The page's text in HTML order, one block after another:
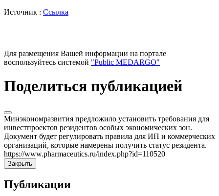
Источник : Ссылка
Для размещения Вашей информации на портале
воспользуйтесь системой "Public MEDARGO"
Поделиться публикацией
Минэкономразвития предложило установить требования для
инвестпроектов резидентов особых экономических зон.
Документ будет регулировать правила для ИП и коммерческих
организаций, которые намерены получить статус резидента.
https://www.pharmaceutics.ru/index.php?id=110520
Закрыть
Публикации